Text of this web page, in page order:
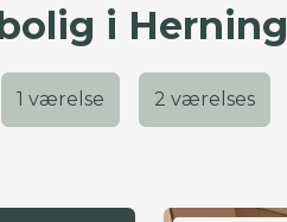
i Herning
1 værelse 2 værelses